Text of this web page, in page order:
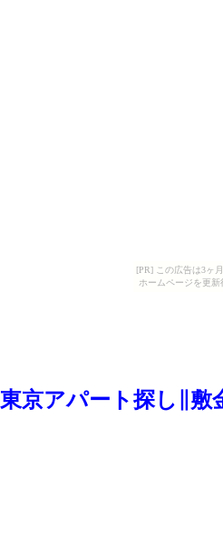
[PR] この広告は3ヶ
ホームページを更
東京アパート探し∥敷